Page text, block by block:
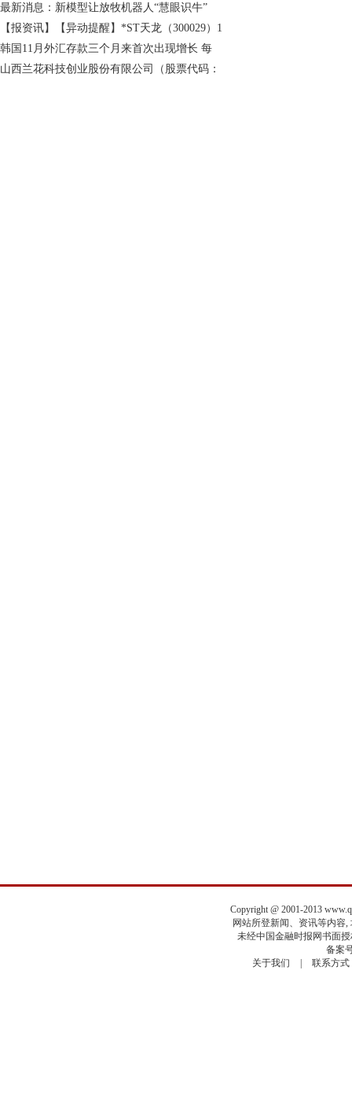
最新消息：新模型让放牧机器人“慧眼识牛”
【报资讯】【异动提醒】*ST天龙（300029）1
韩国11月外汇存款三个月来首次出现增长 每
山西兰花科技创业股份有限公司（股票代码：
Copyright @ 2001-2013
网站所登新闻、资讯等内容,
未经中国金融时报网书面授
备案
关于我们
联系方式